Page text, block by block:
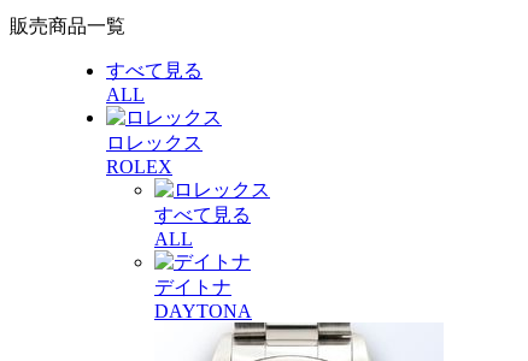
販売商品一覧
すべて見る
ALL
ロレックス
ROLEX
すべて見る
ALL
デイトナ
DAYTONA